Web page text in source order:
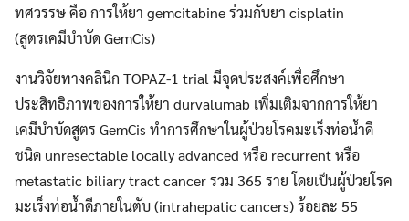
ทศวรรษ คือ การให้ยา gemcitabine ร่วมกับยา cisplatin
(สูตรเคมีบำบัด GemCis)
งานวิจัยทางคลินิก TOPAZ-1 trial มีจุดประสงค์เพื่อศึกษา
ประสิทธิภาพของการให้ยา durvalumab เพิ่มเติมจากการให้ยา
เคมีบำบัดสูตร GemCis ทำการศึกษาในผู้ป่วยโรคมะเร็งท่อน้ำดี
ชนิด unresectable locally advanced หรือ recurrent หรือ
metastatic biliary tract cancer รวม 365 ราย โดยเป็นผู้ป่วยโรค
มะเร็งท่อน้ำดีภายในตับ (intrahepatic cancers) ร้อยละ 55